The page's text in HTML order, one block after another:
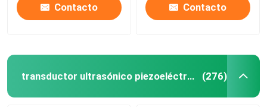
Contacto Contacto
transductor ultrasónico piezoeléctrico (276)